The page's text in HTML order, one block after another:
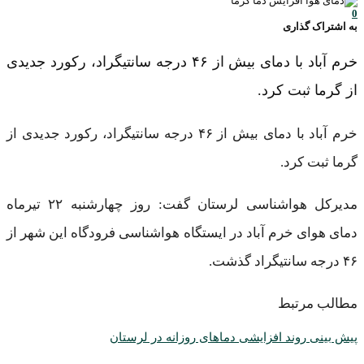
0
به اشتراک گذاری
خرم آباد با دمای بیش از ۴۶ درجه سانتیگراد، رکورد جدیدی
از گرما ثبت کرد.
خرم آباد با دمای بیش از ۴۶ درجه سانتیگراد، رکورد جدیدی از
گرما ثبت کرد.
مدیرکل هواشناسی لرستان گفت: روز چهارشنبه ۲۲ تیرماه
دمای هوای خرم آباد در ایستگاه هواشناسی فرودگاه این شهر از
۴۶ درجه سانتیگراد گذشت.
مطالب مرتبط
پیش بینی روند افزایشی دما‌های روزانه در لرستان